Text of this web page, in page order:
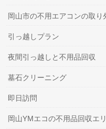
岡山市の不用エアコンの取
引っ越しプラン
夜間引っ越しと不用品回収
墓石クリーニング
即日訪問
岡山YMエコの不用品回収エ